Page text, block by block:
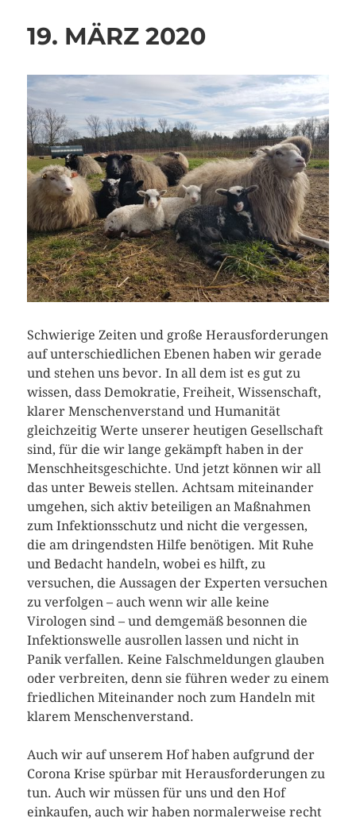
19. MÄRZ 2020
Schwierige Zeiten und große Herausforderungen
auf unterschiedlichen Ebenen haben wir gerade
und stehen uns bevor. In all dem ist es gut zu
wissen, dass Demokratie, Freiheit, Wissenschaft,
klarer Menschenverstand und Humanität
gleichzeitig Werte unserer heutigen Gesellschaft
sind, für die wir lange gekämpft haben in der
Menschheitsgeschichte. Und jetzt können wir all
das unter Beweis stellen. Achtsam miteinander
umgehen, sich aktiv beteiligen an Maßnahmen
zum Infektionsschutz und nicht die vergessen,
die am dringendsten Hilfe benötigen. Mit Ruhe
und Bedacht handeln, wobei es hilft, zu
versuchen, die Aussagen der Experten versuchen
zu verfolgen – auch wenn wir alle keine
Virologen sind – und demgemäß besonnen die
Infektionswelle ausrollen lassen und nicht in
Panik verfallen. Keine Falschmeldungen glauben
oder verbreiten, denn sie führen weder zu einem
friedlichen Miteinander noch zum Handeln mit
klarem Menschenverstand.
Auch wir auf unserem Hof haben aufgrund der
Corona Krise spürbar mit Herausforderungen zu
tun. Auch wir müssen für uns und den Hof
einkaufen, auch wir haben normalerweise recht